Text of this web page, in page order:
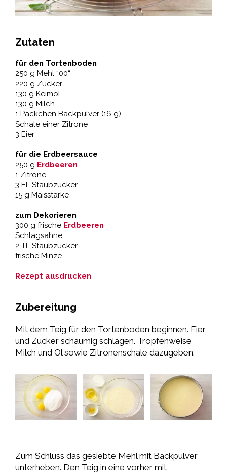
Zutaten
für den Tortenboden
250 g Mehl “00“
220 g Zucker
130 g Keimöl
130 g Milch
1 Päckchen Backpulver (16 g)
Schale einer Zitrone
3 Eier
für die Erdbeersauce
250 g Erdbeeren
1 Zitrone
3 EL Staubzucker
15 g Maisstärke
zum Dekorieren
300 g frische Erdbeeren
Schlagsahne
2 TL Staubzucker
frische Minze
Rezept ausdrucken
Zubereitung
Mit dem Teig für den Tortenboden beginnen. Eier
und Zucker schaumig schlagen. Tropfenweise
Milch und Öl sowie Zitronenschale dazugeben.
Zum Schluss das gesiebte Mehl mit Backpulver
unterheben. Den Teig in eine vorher mit